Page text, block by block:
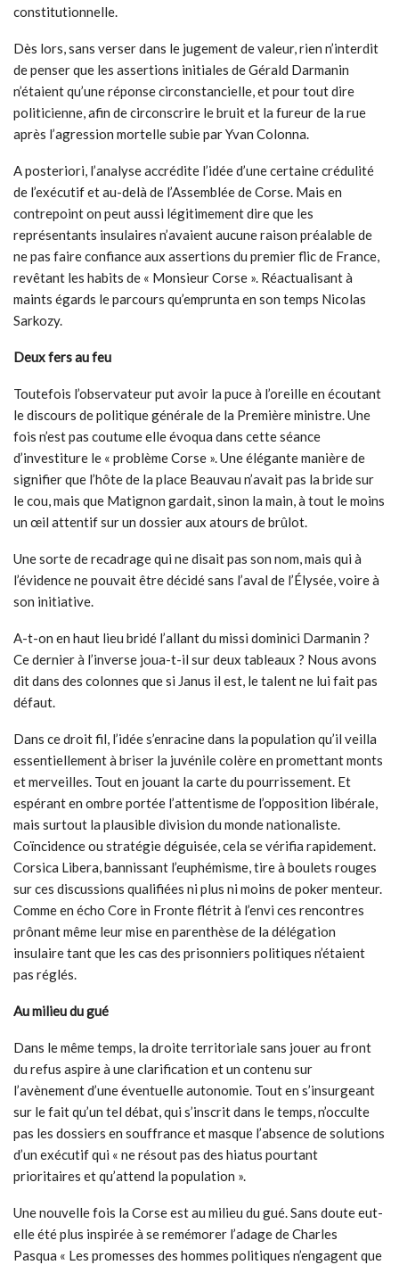
constitutionnelle.
Dès lors, sans verser dans le jugement de valeur, rien n’interdit
de penser que les assertions initiales de Gérald Darmanin
n’étaient qu’une réponse circonstancielle, et pour tout dire
politicienne, afin de circonscrire le bruit et la fureur de la rue
après l’agression mortelle subie par Yvan Colonna.
A posteriori, l’analyse accrédite l’idée d’une certaine crédulité
de l’exécutif et au-delà de l’Assemblée de Corse. Mais en
contrepoint on peut aussi légitimement dire que les
représentants insulaires n’avaient aucune raison préalable de
ne pas faire confiance aux assertions du premier flic de France,
revêtant les habits de « Monsieur Corse ». Réactualisant à
maints égards le parcours qu’emprunta en son temps Nicolas
Sarkozy.
Deux fers au feu
Toutefois l’observateur put avoir la puce à l’oreille en écoutant
le discours de politique générale de la Première ministre. Une
fois n’est pas coutume elle évoqua dans cette séance
d’investiture le « problème Corse ». Une élégante manière de
signifier que l’hôte de la place Beauvau n’avait pas la bride sur
le cou, mais que Matignon gardait, sinon la main, à tout le moins
un œil attentif sur un dossier aux atours de brûlot.
Une sorte de recadrage qui ne disait pas son nom, mais qui à
l’évidence ne pouvait être décidé sans l’aval de l’Élysée, voire à
son initiative.
A-t-on en haut lieu bridé l’allant du missi dominici Darmanin ?
Ce dernier à l’inverse joua-t-il sur deux tableaux ? Nous avons
dit dans des colonnes que si Janus il est, le talent ne lui fait pas
défaut.
Dans ce droit fil, l’idée s’enracine dans la population qu’il veilla
essentiellement à briser la juvénile colère en promettant monts
et merveilles. Tout en jouant la carte du pourrissement. Et
espérant en ombre portée l’attentisme de l’opposition libérale,
mais surtout la plausible division du monde nationaliste.
Coïncidence ou stratégie déguisée, cela se vérifia rapidement.
Corsica Libera, bannissant l’euphémisme, tire à boulets rouges
sur ces discussions qualifiées ni plus ni moins de poker menteur.
Comme en écho Core in Fronte flétrit à l’envi ces rencontres
prônant même leur mise en parenthèse de la délégation
insulaire tant que les cas des prisonniers politiques n’étaient
pas réglés.
Au milieu du gué
Dans le même temps, la droite territoriale sans jouer au front
du refus aspire à une clarification et un contenu sur
l’avènement d’une éventuelle autonomie. Tout en s’insurgeant
sur le fait qu’un tel débat, qui s’inscrit dans le temps, n’occulte
pas les dossiers en souffrance et masque l’absence de solutions
d’un exécutif qui « ne résout pas des hiatus pourtant
prioritaires et qu’attend la population ».
Une nouvelle fois la Corse est au milieu du gué. Sans doute eut-
elle été plus inspirée à se remémorer l’adage de Charles
Pasqua « Les promesses des hommes politiques n’engagent que